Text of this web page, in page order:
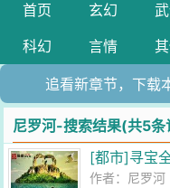
首页 玄幻
科幻
言情
追看新章节，下载
尼罗河-搜索结果(共5条
[都市]寻宝
作者： 尼罗河